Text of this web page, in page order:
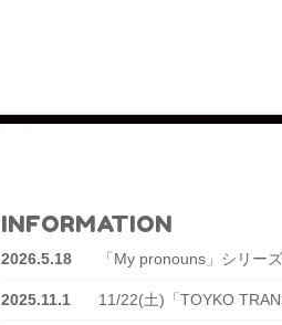
INFORMATION
2026.5.18 「My pronouns」シリー
2025.11.1 11/22(土)「TOYKO